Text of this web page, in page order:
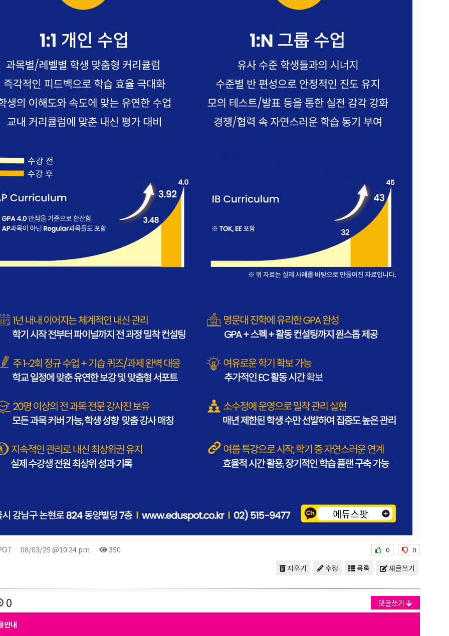
08/03/25 @10:24 pm 350 0 0
새글쓰기
목록
수정
지우기
0 댓글쓰기
안내
this form, you are consenting to receive KCR Media Group from: KCR Media Group, 23416 Hwy 99
WA, 98026, US, https://wowseattle.com. You can revoke your consent to receive emails at any time
SafeUnsubscribe® link, found at the bottom of every email.
오레곤K 뉴스레터 구독하기!